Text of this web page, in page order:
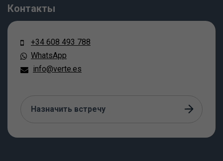
Контакты
+34 608 493 788
WhatsApp
info@verte.es
Назначить встречу